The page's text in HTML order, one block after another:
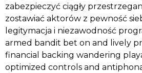
zabezpieczyć ciągły
zostawiać aktorów z pewność
legitymacja i niezawodność
armed bandit bet on and lively
financial backing wandering
optimized controls and